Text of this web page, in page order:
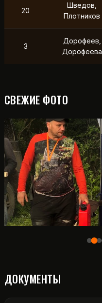
20
Шведов,
Плотников
3
Дорофеев,
Дорофеева
СВЕЖИЕ ФОТО
ДОКУМЕНТЫ